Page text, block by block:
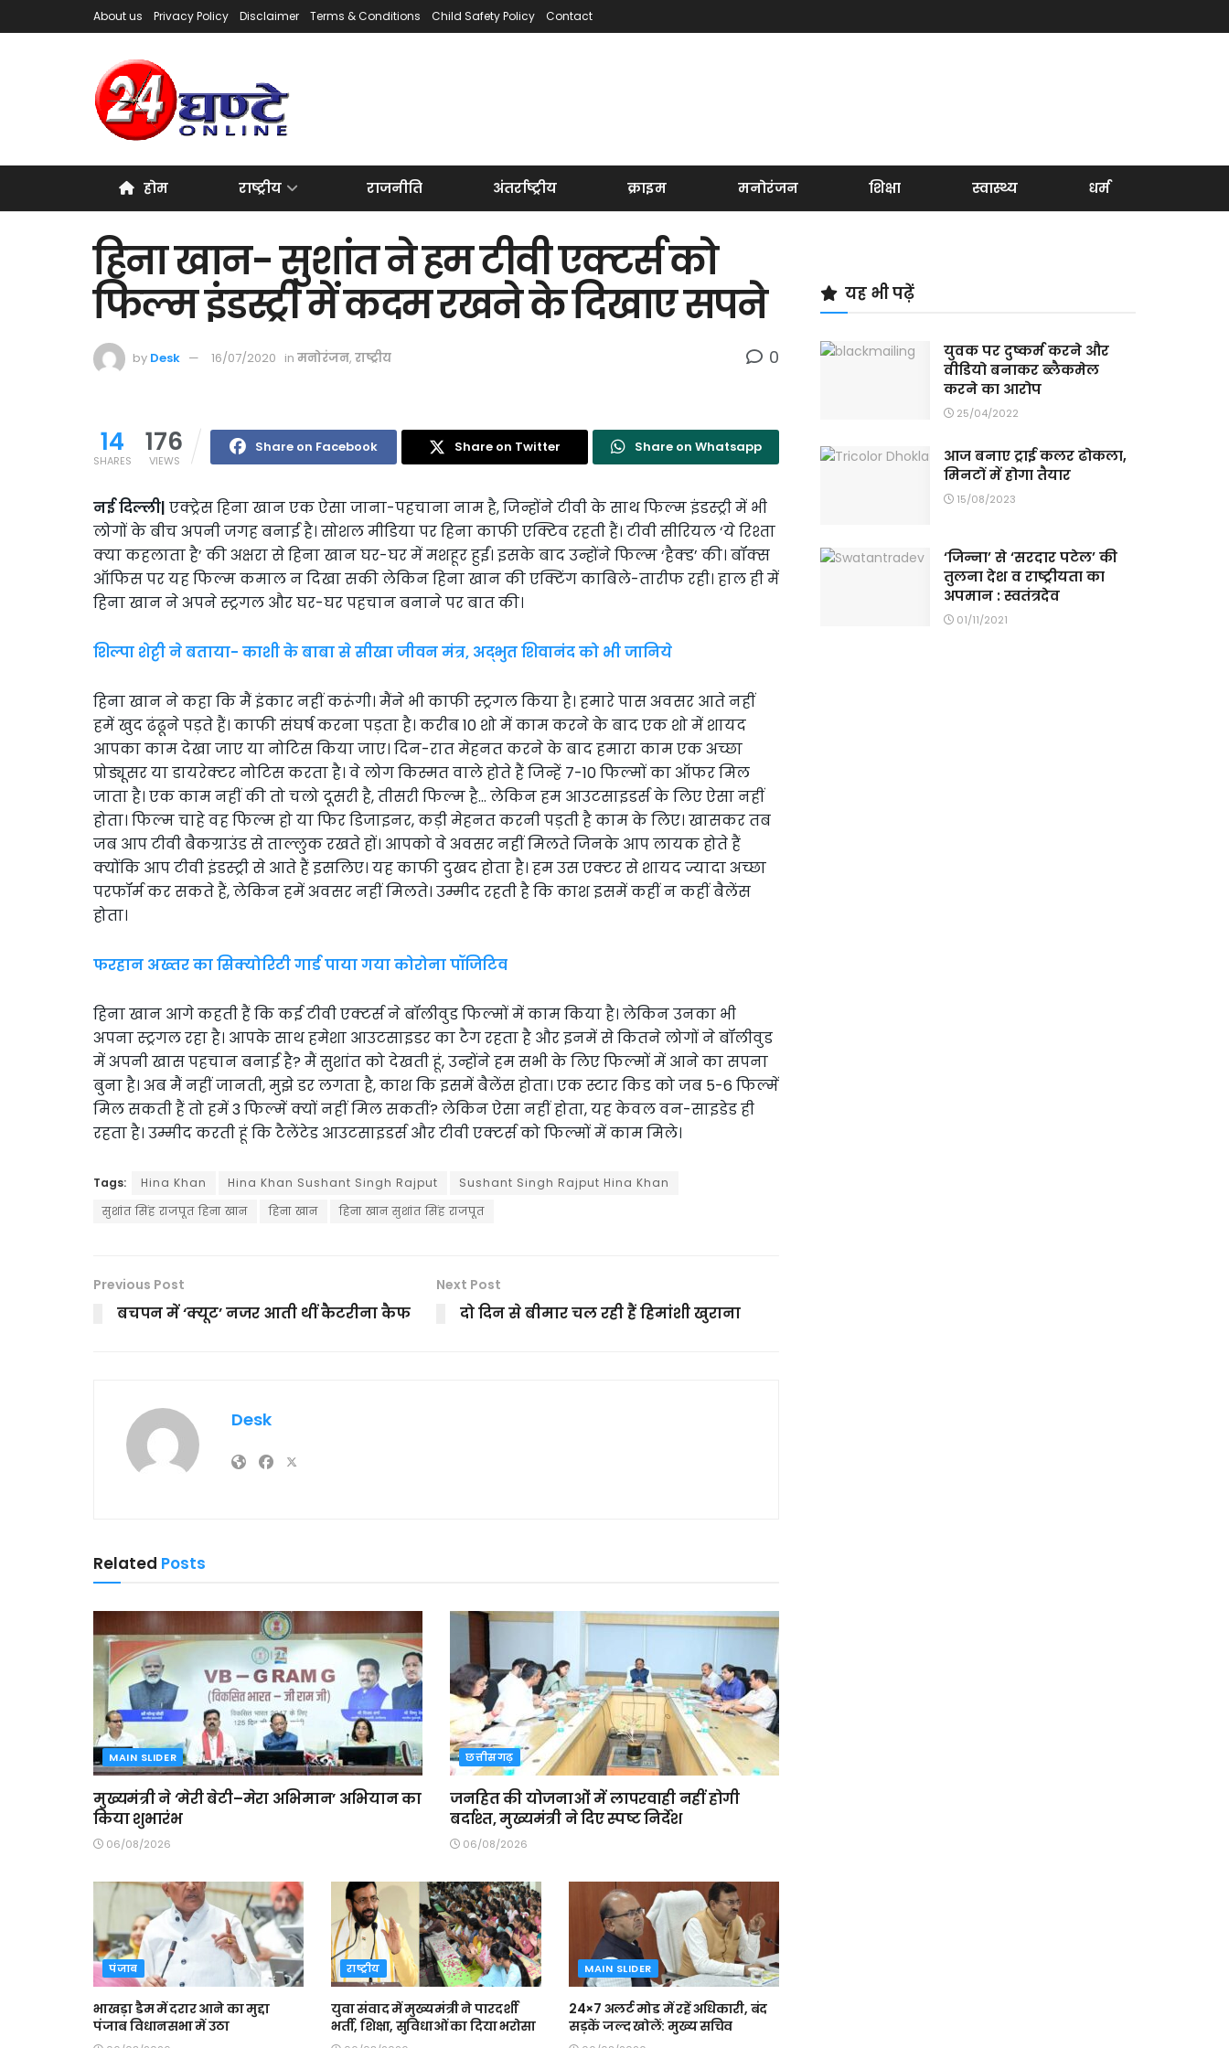
About us Privacy Policy Disclaimer Terms & Conditions Child Safety Policy Contact
होम राष्ट्रीय राजनीति अंतर्राष्ट्रीय क्राइम मनोरंजन शिक्षा स्वास्थ्य धर्म
हिना खान- सुशांत ने हम टीवी एक्टर्स को
फिल्म इंडस्ट्री में कदम रखने के दिखाए सपने
by Desk 16/07/2020 in मनोरंजन, राष्ट्रीय 0
14
SHARES
176
VIEWS
Share on Facebook Share on Twitter Share on Whatsapp
नई दिल्ली| एक्ट्रेस हिना खान एक ऐसा जाना-पहचाना नाम है, जिन्होंने टीवी के साथ फिल्म इंडस्ट्री में भी
लोगों के बीच अपनी जगह बनाई है। सोशल मीडिया पर हिना काफी एक्टिव रहती हैं। टीवी सीरियल ‘ये रिश्ता
क्या कहलाता है’ की अक्षरा से हिना खान घर-घर में मशहूर हुईं। इसके बाद उन्होंने फिल्म ‘हैक्ड’ की। बॉक्स
ऑफिस पर यह फिल्म कमाल न दिखा सकी लेकिन हिना खान की एक्टिंग काबिले-तारीफ रही। हाल ही में
हिना खान ने अपने स्ट्रगल और घर-घर पहचान बनाने पर बात की।
शिल्पा शेट्टी ने बताया- काशी के बाबा से सीखा जीवन मंत्र, अद्भुत शिवानंद को भी जानिये
हिना खान ने कहा कि मैं इंकार नहीं करूंगी। मैंने भी काफी स्ट्रगल किया है। हमारे पास अवसर आते नहीं
हमें खुद ढंढूने पड़ते हैं। काफी संघर्ष करना पड़ता है। करीब 10 शो में काम करने के बाद एक शो में शायद
आपका काम देखा जाए या नोटिस किया जाए। दिन-रात मेहनत करने के बाद हमारा काम एक अच्छा
प्रोड्यूसर या डायरेक्टर नोटिस करता है। वे लोग किस्मत वाले होते हैं जिन्हें 7-10 फिल्मों का ऑफर मिल
जाता है। एक काम नहीं की तो चलो दूसरी है, तीसरी फिल्म है… लेकिन हम आउटसाइडर्स के लिए ऐसा नहीं
होता। फिल्म चाहे वह फिल्म हो या फिर डिजाइनर, कड़ी मेहनत करनी पड़ती है काम के लिए। खासकर तब
जब आप टीवी बैकग्राउंड से ताल्लुक रखते हों। आपको वे अवसर नहीं मिलते जिनके आप लायक होते हैं
क्योंकि आप टीवी इंडस्ट्री से आते हैं इसलिए। यह काफी दुखद होता है। हम उस एक्टर से शायद ज्यादा अच्छा
परफॉर्म कर सकते हैं, लेकिन हमें अवसर नहीं मिलते। उम्मीद रहती है कि काश इसमें कहीं न कहीं बैलेंस
होता।
फरहान अख्तर का सिक्योरिटी गार्ड पाया गया कोरोना पॉजिटिव
हिना खान आगे कहती हैं कि कई टीवी एक्टर्स ने बॉलीवुड फिल्मों में काम किया है। लेकिन उनका भी
अपना स्ट्रगल रहा है। आपके साथ हमेशा आउटसाइडर का टैग रहता है और इनमें से कितने लोगों ने बॉलीवुड
में अपनी खास पहचान बनाई है? मैं सुशांत को देखती हूं, उन्होंने हम सभी के लिए फिल्मों में आने का सपना
बुना है। अब मैं नहीं जानती, मुझे डर लगता है, काश कि इसमें बैलेंस होता। एक स्टार किड को जब 5-6 फिल्में
मिल सकती हैं तो हमें 3 फिल्में क्यों नहीं मिल सकतीं? लेकिन ऐसा नहीं होता, यह केवल वन-साइडेड ही
रहता है। उम्मीद करती हूं कि टैलेंटेड आउटसाइडर्स और टीवी एक्टर्स को फिल्मों में काम मिले।
Tags: Hina Khan Hina Khan Sushant Singh Rajput
Sushant Singh Rajput Hina Khan
सुशांत सिंह राजपूत हिना खान
हिना खान हिना खान सुशांत सिंह राजपूत
Previous Post
बचपन में ‘क्यूट’ नजर आती थीं कैटरीना कैफ
Next Post
दो दिन से बीमार चल रही हैं हिमांशी खुराना
Desk
Related Posts
MAIN SLIDER
मुख्यमंत्री ने ‘मेरी बेटी–मेरा अभिमान’ अभियान का
किया शुभारंभ
06/08/2026
छत्तीसगढ़
जनहित की योजनाओं में लापरवाही नहीं होगी
बर्दाश्त, मुख्यमंत्री ने दिए स्पष्ट निर्देश
06/08/2026
पंजाब
भाखड़ा डैम में दरार आने का मुद्दा
पंजाब विधानसभा में उठा
राष्ट्रीय
युवा संवाद में मुख्यमंत्री ने पारदर्शी
भर्ती, शिक्षा, सुविधाओं का दिया भरोसा
MAIN SLIDER
24×7 अलर्ट मोड में रहें अधिकारी, बंद
सड़कें जल्द खोलें: मुख्य सचिव
यह भी पढ़ें
युवक पर दुष्कर्म करने और
वीडियो बनाकर ब्लैकमेल
करने का आरोप
25/04/2022
आज बनाए ट्राई कलर ढोकला,
मिनटों में होगा तैयार
15/08/2023
‘जिन्ना’ से ‘सरदार पटेल’ की
तुलना देश व राष्ट्रीयता का
अपमान : स्वतंत्रदेव
01/11/2021